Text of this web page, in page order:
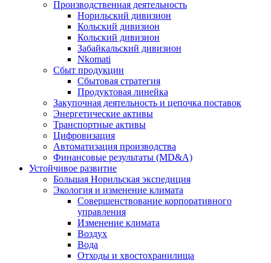
Производственная деятельность
Норильский дивизион
Кольский дивизион
Кольский дивизион
Забайкальский дивизион
Nkomati
Сбыт продукции
Сбытовая стратегия
Продуктовая линейка
Закупочная деятельность и цепочка поставок
Энергетические активы
Транспортные активы
Цифровизация
Автоматизация производства
Финансовые результаты (MD&A)
Устойчивое развитие
Большая Норильская экспедиция
Экология и изменение климата
Совершенствование корпоративного
управления
Изменение климата
Воздух
Вода
Отходы и хвостохранилища